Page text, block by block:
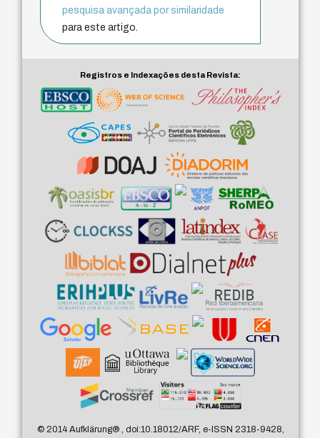
pesquisa avançada por similaridade
para este artigo.
Registros e Indexações desta Revista:
© 2014 Aufklärung®, doi:10.18012/ARF, e-ISSN 2318-9428,